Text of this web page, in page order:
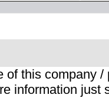
of this company
information just